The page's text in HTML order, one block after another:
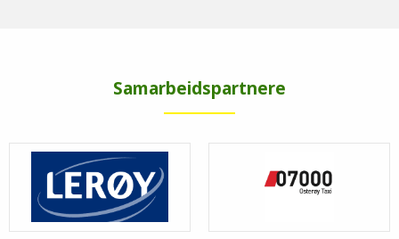
Samarbeidspartnere